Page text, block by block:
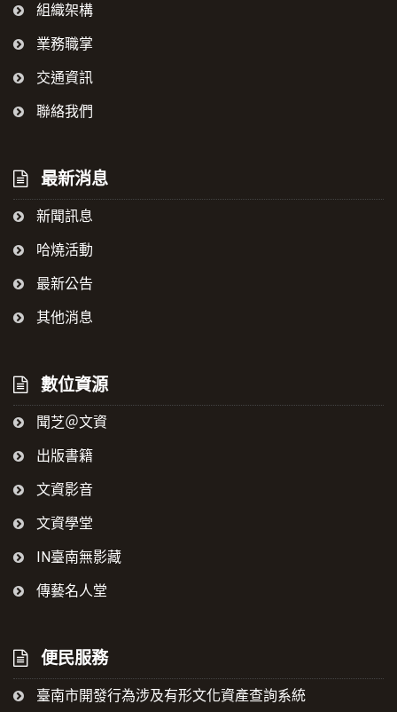
組織架構
業務職掌
交通資訊
聯絡我們
最新消息
新聞訊息
哈燒活動
最新公告
其他消息
數位資源
聞芝＠文資
出版書籍
文資影音
文資學堂
IN臺南無影藏
傳藝名人堂
便民服務
臺南市開發行為涉及有形文化資產查詢系統